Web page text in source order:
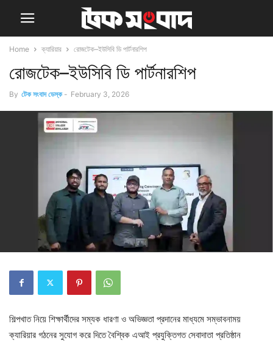
Home ক্যারিয়ার রোজটেক–ইউসিবি ডি পার্টনারশিপ
রোজটেক–ইউসিবি ডি পার্টনারশিপ
By টেক সংবাদ ডেস্ক - February 3, 2026
শিল্পখাত নিয়ে শিক্ষার্থীদের সম্যক ধারণা ও অভিজ্ঞতা প্রদানের মাধ্যমে সম্ভাবনাময়
ক্যারিয়ার গঠনের সুযোগ করে দিতে বৈশ্বিক এআই প্রযুক্তিগত সেবাদাতা প্রতিষ্ঠান